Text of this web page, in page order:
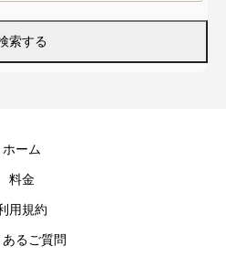
ホーム
料金
用規約
あるご質問